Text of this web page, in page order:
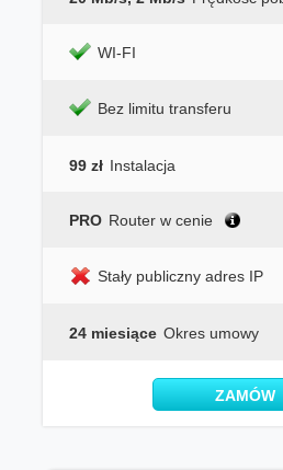
WI-FI
Bez limitu transferu
99 zł Instalacja
PRO Router w cenie
Stały publiczny adres IP
24 miesiące Okres umowy
ZAMÓW